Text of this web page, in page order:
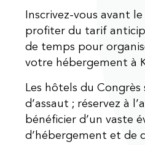
Inscrivez-vous avant le
profiter du tarif
de temps pour
votre hébergement à
Les hôtels du
d’assaut ; réservez à
bénéficier d’un vaste
d’hébergement et de